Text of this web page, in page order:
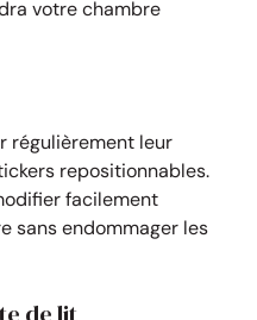
votre chambre
régulièrement leur
repositionnables.
facilement
sans endommager les